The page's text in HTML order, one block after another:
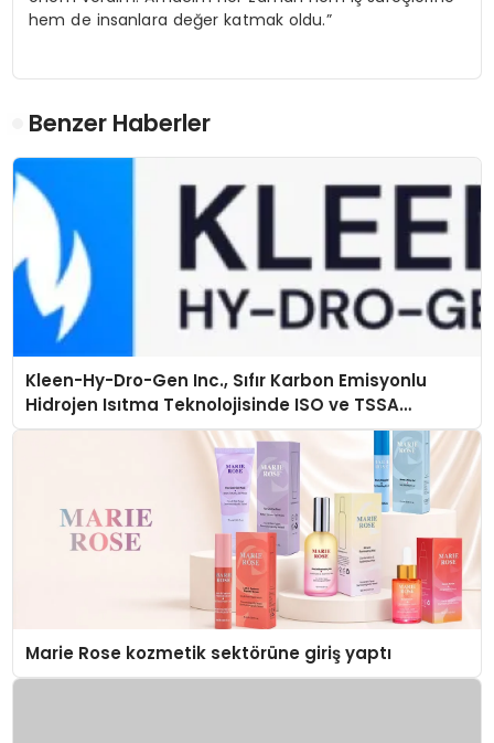
hem de insanlara değer katmak oldu.”
Benzer Haberler
Kleen-Hy-Dro-Gen Inc., Sıfır Karbon Emisyonlu
Hidrojen Isıtma Teknolojisinde ISO ve TSSA
Düzenleyici Onaylarını Aldı
Marie Rose kozmetik sektörüne giriş yaptı